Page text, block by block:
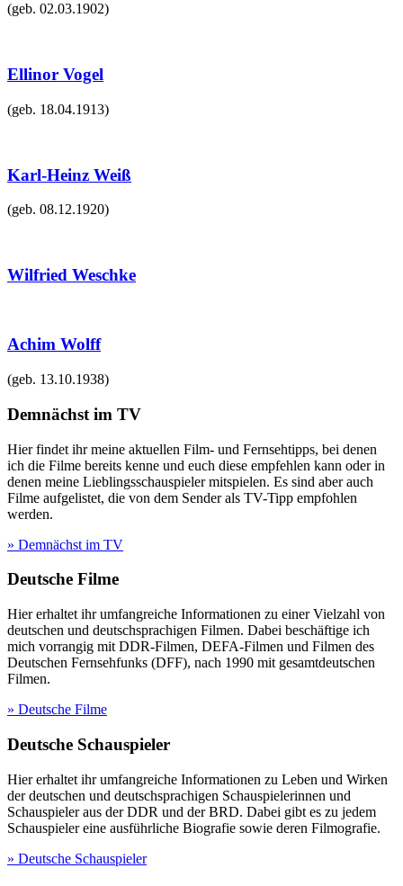
(geb. 02.03.1902)
Ellinor Vogel
(geb. 18.04.1913)
Karl-Heinz Weiß
(geb. 08.12.1920)
Wilfried Weschke
Achim Wolff
(geb. 13.10.1938)
Demnächst im TV
Hier findet ihr meine aktuellen Film- und Fernsehtipps, bei denen
ich die Filme bereits kenne und euch diese empfehlen kann oder in
denen meine Lieblingsschauspieler mitspielen. Es sind aber auch
Filme aufgelistet, die von dem Sender als TV-Tipp empfohlen
werden.
» Demnächst im TV
Deutsche Filme
Hier erhaltet ihr umfangreiche Informationen zu einer Vielzahl von
deutschen und deutschsprachigen Filmen. Dabei beschäftige ich
mich vorrangig mit DDR-Filmen, DEFA-Filmen und Filmen des
Deutschen Fernsehfunks (DFF), nach 1990 mit gesamtdeutschen
Filmen.
» Deutsche Filme
Deutsche Schauspieler
Hier erhaltet ihr umfangreiche Informationen zu Leben und Wirken
der deutschen und deutschsprachigen Schauspielerinnen und
Schauspieler aus der DDR und der BRD. Dabei gibt es zu jedem
Schauspieler eine ausführliche Biografie sowie deren Filmografie.
» Deutsche Schauspieler